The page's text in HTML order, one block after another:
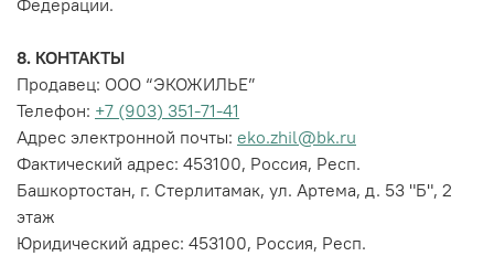
8. КОНТАКТЫ
Продавец: ООО “ЭКОЖИЛЬЕ”
Телефон: +7 (903) 351-71-41
Адрес электронной почты: eko.zhil@bk.ru
Фактический адрес: 453100, Россия, Респ.
Башкортостан, г. Стерлитамак, ул. Артема, д. 53 "Б", 2
этаж
Юридический адрес: 453100, Россия, Респ.